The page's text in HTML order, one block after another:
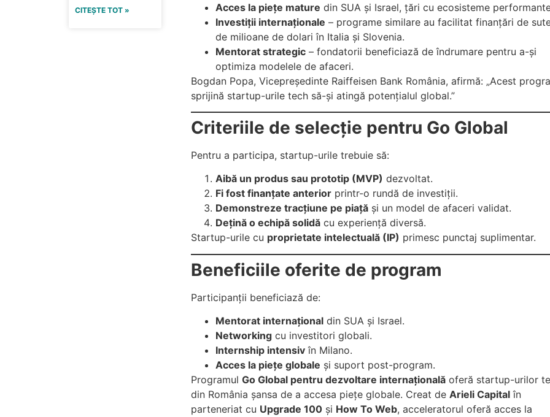
CITEȘTE TOT »
Acces la piețe mature din SUA și Israel, țări cu ecosisteme
Investiții internaționale – programe similare au facilitat finanțări de
de milioane de dolari în Italia și Slovenia.
Mentorat strategic– fondatorii beneficiază de îndrumare pentru a-și
optimiza modelele de afaceri.
Bogdan Popa, Vicepreședinte Raiffeisen Bank România, afirmă: „Acest
sprijină startup-urile tech să-și atingă potențialul global.”
Criteriile de selecție pentru Go Global
Pentru a participa, startup-urile trebuie să:
Aibă un produs sau prototip (MVP) dezvoltat.
Fi fost finanțate anteriorprintr-o rundă de investiții.
Demonstreze tracțiune pe piațăși un model de afaceri validat.
Dețină o echipă solidăcu experiență diversă.
Startup-urile cu proprietate intelectuală (IP) primesc punctaj suplimentar.
Beneficiile oferite de program
Participanții beneficiază de:
Mentorat internaționaldin SUA și Israel.
Networkingcu investitori globali.
Internship intensivîn Milano.
Acces la piețe globale și suport post-program.
Programul Go Global pentru dezvoltare internaționalăoferă startup-urilor
din România șansa de a accesa piețe globale. Creat de Arieli Capitalîn
parteneriat cu Upgrade 100și How To Web, acceleratorul oferă acces la